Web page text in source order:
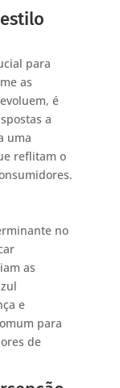
para
as
é
a
uma
reflitam o
no
as
e
para
de